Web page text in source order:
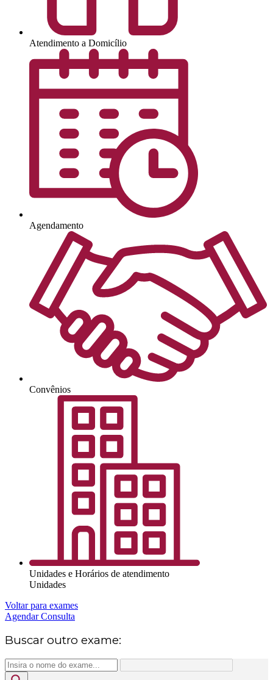
Atendimento a Domicílio
Agendamento
Convênios
Unidades e Horários de atendimento
Unidades
Voltar para exames
Agendar Consulta
Buscar outro exame: